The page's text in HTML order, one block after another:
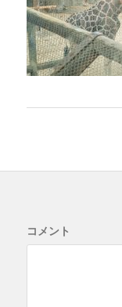
コメント